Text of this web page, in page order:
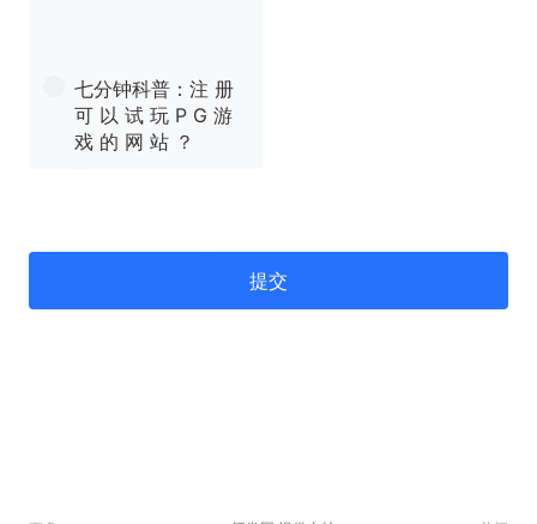
七分钟科普：注 册
可 以 试 玩 P G 游
戏 的 网 站 ？
提交